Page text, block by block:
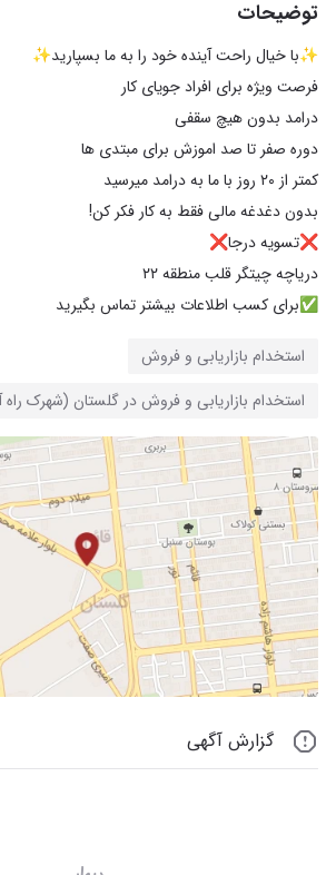
توضیحات
✅برای کسب اطلاعات بیشتر تماس بگیرید
استخدام بازاریابی و فروش
استخدام بازاریابی و فروش در گلستان (شهرک
گزارش آگهی